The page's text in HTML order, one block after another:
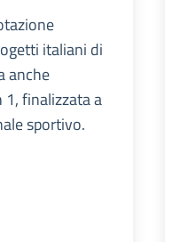
italiani di
anche
1, finalizzata a
sportivo.